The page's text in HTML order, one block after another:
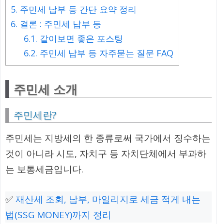
5. 주민세 납부 등 간단 요약 정리
6. 결론 : 주민세 납부 등
6.1. 같이보면 좋은 포스팅
6.2. 주민세 납부 등 자주묻는 질문 FAQ
주민세 소개
주민세란?
주민세는 지방세의 한 종류로써 국가에서 징수하는
것이 아니라 시도, 자치구 등 자치단체에서 부과하
는 보통세금입니다.
✅재산세 조회, 납부, 마일리지로 세금 적게 내는
법(SSG MONEY)까지 정리